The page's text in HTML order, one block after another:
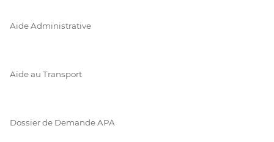
Aide Administrative
Aide au Transport
Dossier de Demande APA